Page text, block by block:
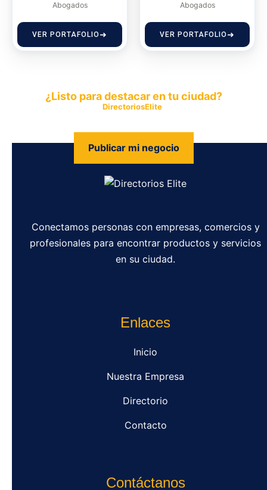
Abogados
VER PORTAFOLIO
Abogados
VER PORTAFOLIO
¿Listo para destacar en tu ciudad?
DirectoriosElite
Publicar mi negocio
Conectamos personas con empresas, comercios y
profesionales para encontrar productos y servicios
en su ciudad.
Enlaces
Inicio
Nuestra Empresa
Directorio
Contacto
Contáctanos